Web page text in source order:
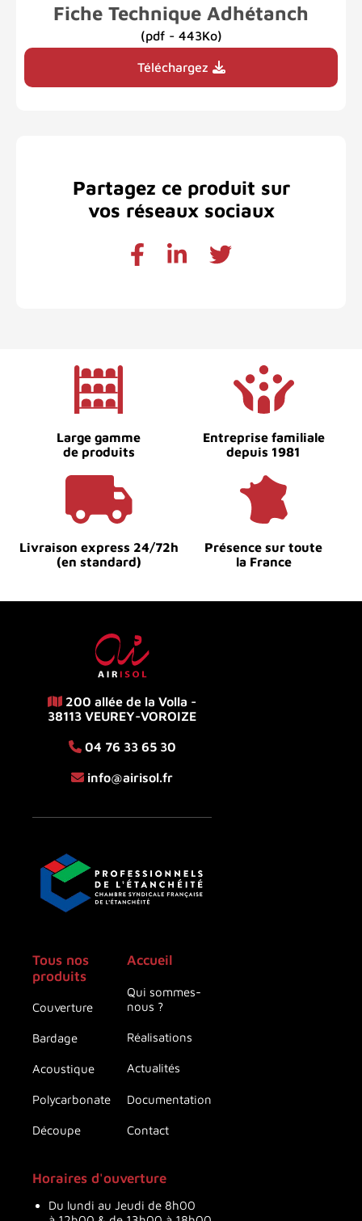
Fiche Technique Adhétanch
(pdf - 443Ko)
Téléchargez
Partagez ce produit sur
vos réseaux sociaux
Large gamme
de produits
Entreprise familiale
depuis 1981
Livraison express 24/72h
(en standard)
Présence sur toute
la France
200 allée de la Volla -
38113 VEUREY-VOROIZE
04 76 33 65 30
info@airisol.fr
Tous nos
produits
Couverture
Bardage
Acoustique
Polycarbonate
Découpe
Accueil
Qui sommes-
nous ?
Réalisations
Actualités
Documentation
Contact
Horaires d'ouverture
Du lundi au Jeudi de 8h00